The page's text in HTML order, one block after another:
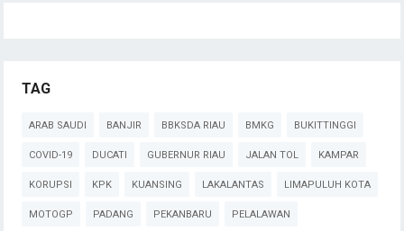
TAG
ARAB SAUDI BANJIR BBKSDA RIAU BMKG BUKITTINGGI
COVID-19 DUCATI GUBERNUR RIAU JALAN TOL KAMPAR
KORUPSI KPK KUANSING LAKALANTAS LIMAPULUH KOTA
MOTOGP PADANG PEKANBARU PELALAWAN